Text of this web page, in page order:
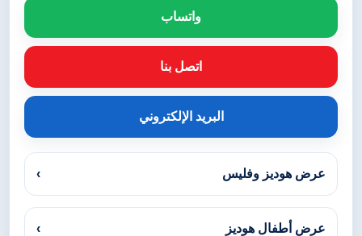
واتساب
اتصل بنا
البريد الإلكتروني
عرض هوديز وفليس ›
عرض أطفال هوديز ›